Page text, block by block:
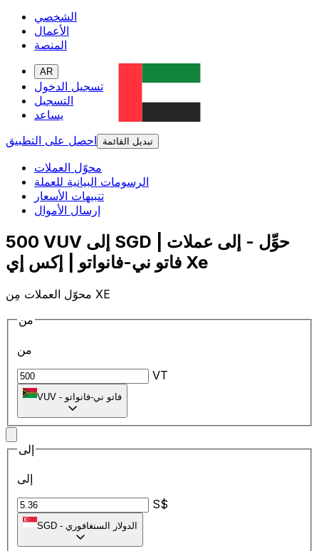
الشخصي
الأعمال
المنصة
AR
تسجيل الدخول
التسجيل
يساعد
احصل على التطبيق
تبديل القائمة
محوّل العملات
الرسومات البيانية للعملة
تنبيهات الأسعار
إرسال الأموال
500 VUV إلى SGD | حوِّل - إلى عملات
فاتو ني-فانواتو | إكس إي Xe
محوّل العملات مِن XE
من
من
VT
VUV - فاتو ني-فانواتو
إلى
إلى
S$
SGD - الدولار السنغافوري